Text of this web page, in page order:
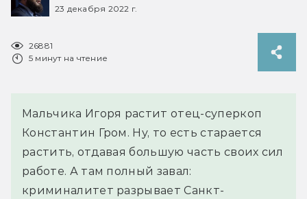
23 декабря 2022 г.
26881
5 минут на чтение
Мальчика Игоря растит отец-суперкоп
Константин Гром. Ну, то есть старается
растить, отдавая большую часть своих сил
работе. А там полный завал:
криминалитет разрывает Санкт-